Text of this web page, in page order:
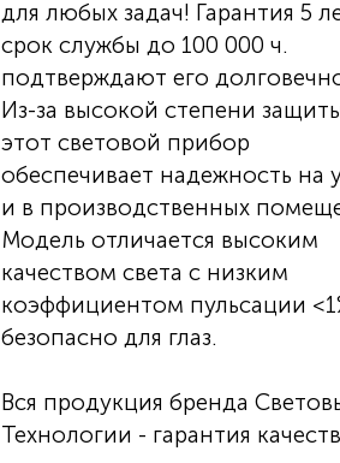
для любых задач! Гарантия 5
срок службы до 100 000 ч.
подтверждают его
Из-за высокой степени
этот световой прибор
обеспечивает надежность на
и в производственных
Модель отличается высоким
качеством света с низким
коэффициентом пульсации
безопасно для глаз.
Вся продукция бренда
Технологии - гарантия